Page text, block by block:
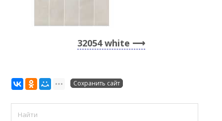
32054 white
Сохранить сайт